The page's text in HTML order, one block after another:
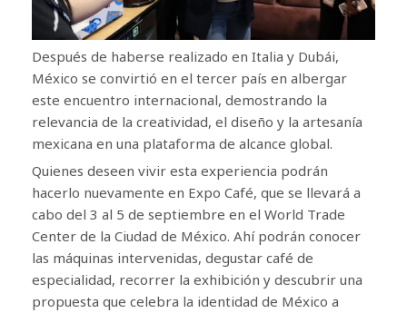
Después de haberse realizado en Italia y Dubái,
México se convirtió en el tercer país en albergar
este encuentro internacional, demostrando la
relevancia de la creatividad, el diseño y la artesanía
mexicana en una plataforma de alcance global.
Quienes deseen vivir esta experiencia podrán
hacerlo nuevamente en Expo Café, que se llevará a
cabo del 3 al 5 de septiembre en el World Trade
Center de la Ciudad de México. Ahí podrán conocer
las máquinas intervenidas, degustar café de
especialidad, recorrer la exhibición y descubrir una
propuesta que celebra la identidad de México a